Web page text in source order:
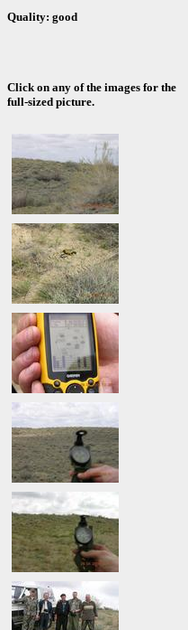
Quality: good
Click on any of the images for the
full-sized picture.